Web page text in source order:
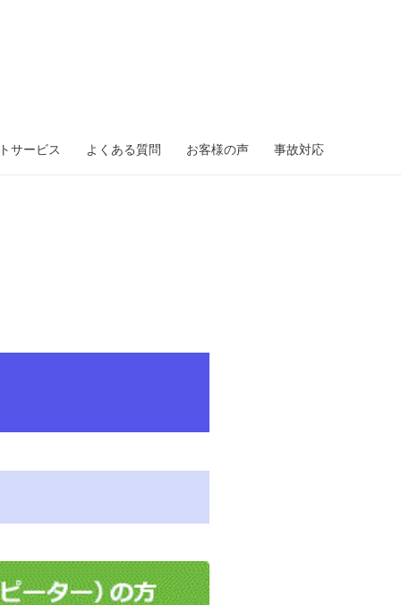
サービス よくある質問 お客様の声 事故対応